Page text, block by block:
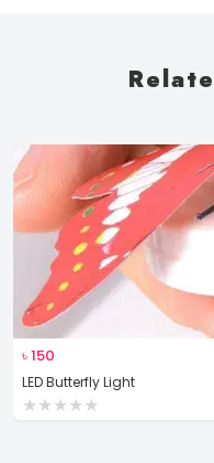
৳150
LED Butterfly Light
★★★★★